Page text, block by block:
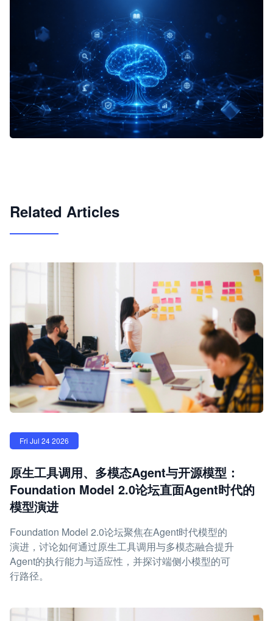
Related Articles
Fri Jul 24 2026
原生工具调用、多模态Agent与开源模型：
Foundation Model 2.0论坛直面Agent时代的
模型演进
Foundation Model 2.0论坛聚焦在Agent时代模型的
演进，讨论如何通过原生工具调用与多模态融合提升
Agent的执行能力与适应性，并探讨端侧小模型的可
行路径。